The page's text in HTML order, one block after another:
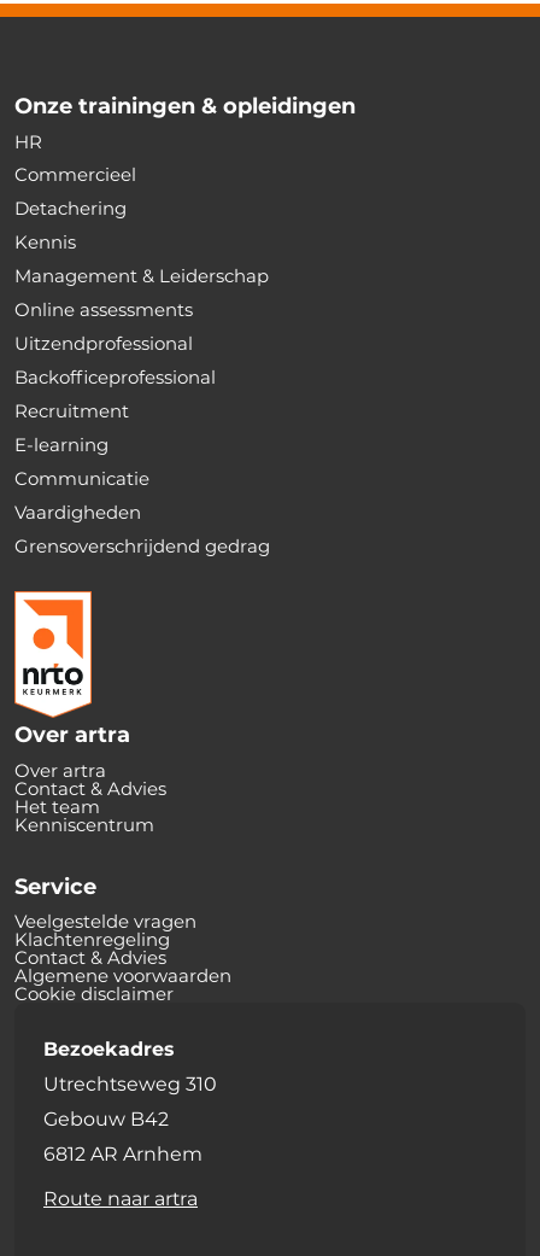
Onze trainingen & opleidingen
HR
Commercieel
Detachering
Kennis
Management & Leiderschap
Online assessments
Uitzendprofessional
Backofficeprofessional
Recruitment
E-learning
Communicatie
Vaardigheden
Grensoverschrijdend gedrag
Over artra
Over artra
Contact & Advies
Het team
Kenniscentrum
Service
Veelgestelde vragen
Klachtenregeling
Contact & Advies
Algemene voorwaarden
Cookie disclaimer
Bezoekadres
Utrechtseweg 310
Gebouw B42
6812 AR Arnhem
Route naar artra